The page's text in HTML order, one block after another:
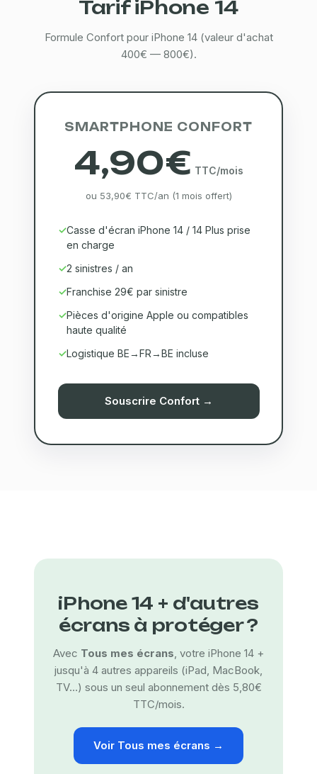
Tarif iPhone 14
Formule Confort pour iPhone 14 (valeur d'achat
400€ — 800€).
SMARTPHONE CONFORT
4,90€ TTC/mois
ou 53,90€ TTC/an (1 mois offert)
Casse d'écran iPhone 14 / 14 Plus prise
en charge
2 sinistres / an
Franchise 29€ par sinistre
Pièces d'origine Apple ou compatibles
haute qualité
Logistique BE→FR→BE incluse
Souscrire Confort →
iPhone 14 + d'autres
écrans à protéger ?
Avec Tous mes écrans, votre iPhone 14 +
jusqu'à 4 autres appareils (iPad, MacBook,
TV…) sous un seul abonnement dès 5,80€
TTC/mois.
Voir Tous mes écrans →